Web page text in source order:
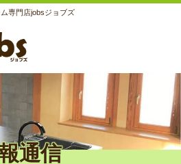
専門店jobsジョブズ
通信